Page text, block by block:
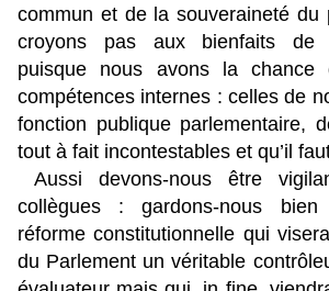
commun et de la souveraineté du
croyons pas aux bienfaits de
puisque nous avons la chance
compétences internes : celles de
fonction publique parlementaire,
tout à fait incontestables et qu’il
Aussi devons-nous être
collègues : gardons-nous bien
réforme constitutionnelle qui
du Parlement un véritable